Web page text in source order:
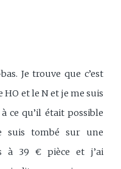
Je trouve que c’est
et le N et je me suis
ce qu’il était possible
suis tombé sur une
à 39 € pièce et j’ai